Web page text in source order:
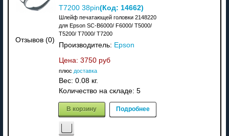
Отзывов (0)
T7200 38pin(Код: 14662)
Шлейф печатающей головки 2148220
для Epson SC-B6000/ F6000/ T5000/
T5200/ T7000/ T7200
Производитель: Epson
Цена: 3750 руб
плюс доставка
Вес: 0.08 кг.
Количество на складе: 5
В корзину Подробнее